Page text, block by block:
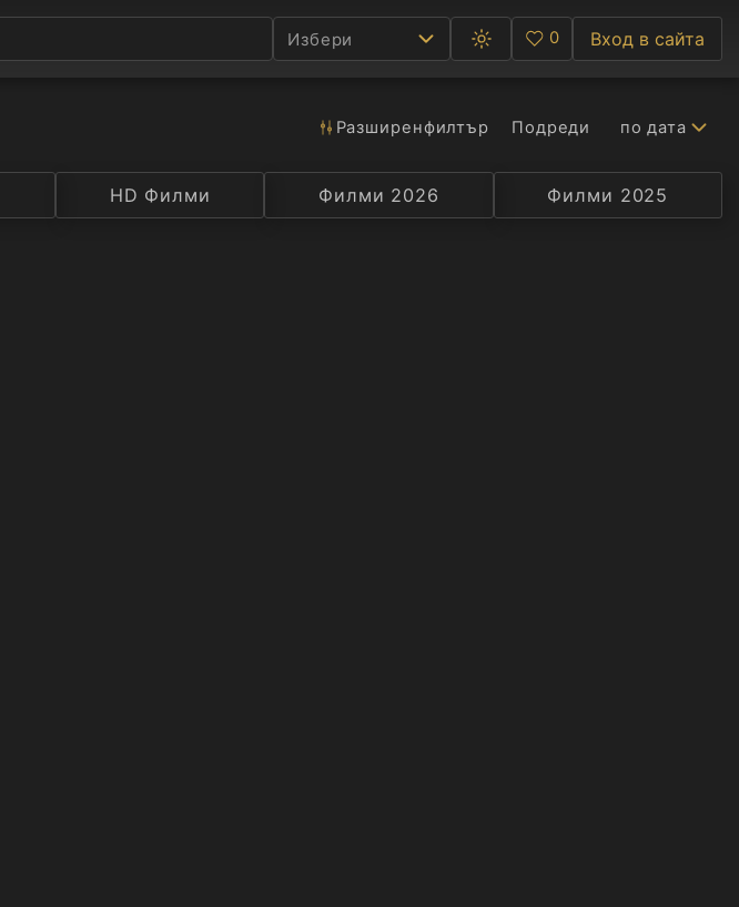
Избери
Превключване
между
светла
Любими
0 Вход в сайта
Разширенфилтър Подреди по дата
Рейтинг Селекция Превод Актьор
HD Филми Филми 2026 Филми 2025